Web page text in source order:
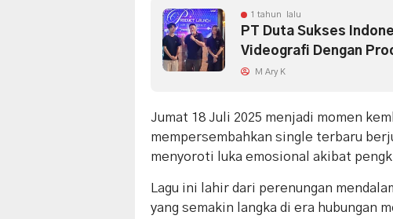
1 tahun lalu
PT Duta Sukses
Videografi Dengan
M Ary K
Jumat 18 Juli 2025 menjadi momen
mempersembahkan single terbaru
menyoroti luka emosional akibat
Lagu ini lahir dari perenungan
yang semakin langka di era hubungan